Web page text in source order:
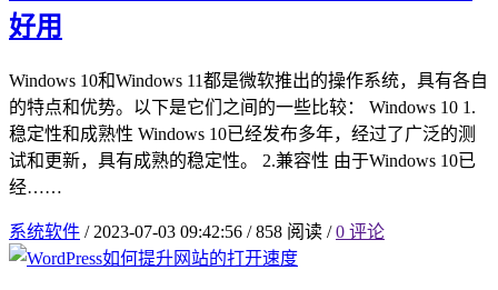
好用
Windows 10和Windows 11都是微软推出的操作系统，具有各自
的特点和优势。以下是它们之间的一些比较： Windows 10 1.
稳定性和成熟性 Windows 10已经发布多年，经过了广泛的测
试和更新，具有成熟的稳定性。 2.兼容性 由于Windows 10已
经……
系统软件 /2023-07-03 09:42:56 /858 阅读 / 0 评论